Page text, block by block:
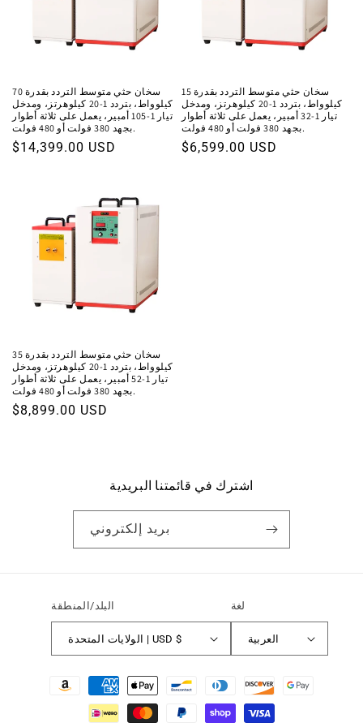
سخان حثي متوسط ​​التردد بقدرة 70
كيلوواط، بتردد 1-20 كيلوهرتز، ومدخل
تيار 1-105 أمبير، يعمل على ثلاثة أطوار
بجهد 380 فولت أو 480 فولت.
السعر
$14,399.00 USD
سخان حثي متوسط ​​التردد بقدرة 15
كيلوواط، بتردد 1-20 كيلوهرتز، ومدخل
تيار 1-32 أمبير، يعمل على ثلاثة أطوار
بجهد 380 فولت أو 480 فولت.
السعر
$6,599.00 USD
سخان حثي متوسط ​​التردد بقدرة 35
كيلوواط، بتردد 1-20 كيلوهرتز، ومدخل
تيار 1-52 أمبير، يعمل على ثلاثة أطوار
بجهد 380 فولت أو 480 فولت.
السعر
$8,899.00 USD
اشترك في قائمتنا البريدية
بريد إلكتروني
البلد/المنطقة
الولايات المتحدة | USD $
لغة
العربية